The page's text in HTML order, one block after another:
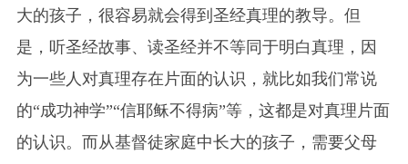
大的孩子，很容易就会得到圣经真理的教导。但
是，听圣经故事、读圣经并不等同于明白真理，因
为一些人对真理存在片面的认识，就比如我们常说
的“成功神学”“信耶稣不得病”等，这都是对真理片面
的认识。而从基督徒家庭中长大的孩子，需要父母